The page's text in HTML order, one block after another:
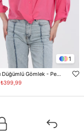
1
Etek Ucu Düğümlü Gömlek - Pembe
₺399,99